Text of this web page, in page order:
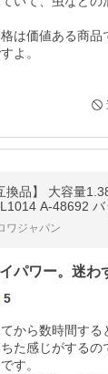
は価値ある商品
よ。
換品】 大容量
A-48692 バ
掃除機 電動工具
ワジャパン
5
から数時間する
た感じがするの
す。